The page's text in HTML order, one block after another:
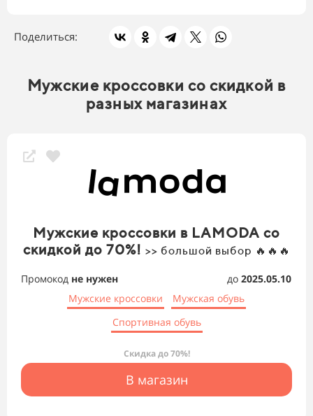
Поделиться:
Мужские кроссовки со скидкой в
разных магазинах
Мужские кроссовки в LAMODA со
скидкой до 70%! >> большой выбор 🔥🔥🔥
Промокод не нужен до 2025.05.10
Мужские кроссовки
Мужская обувь
Спортивная обувь
Скидка до 70%!
В магазин